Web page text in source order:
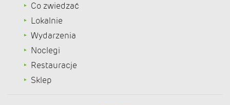
Co zwiedzać
Lokalnie
Wydarzenia
Noclegi
Restauracje
Sklep